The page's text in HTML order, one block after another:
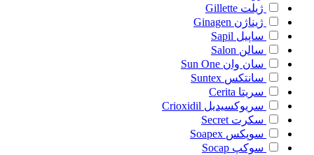
ژیلت Gillette
ژیناژن Ginagen
ساپیل Sapil
سالن Salon
سان وان Sun One
سانتکس Suntex
سریتا Cerita
سریوکسیدیل Crioxidil
سکرت Secret
سوپکس Soapex
سوکپ Socap